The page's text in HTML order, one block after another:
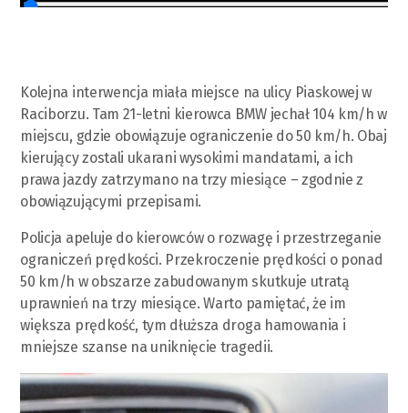
Kolejna interwencja miała miejsce na ulicy Piaskowej w
Raciborzu. Tam 21-letni kierowca BMW jechał 104 km/h w
miejscu, gdzie obowiązuje ograniczenie do 50 km/h. Obaj
kierujący zostali ukarani wysokimi mandatami, a ich
prawa jazdy zatrzymano na trzy miesiące – zgodnie z
obowiązującymi przepisami.
Policja apeluje do kierowców o rozwagę i przestrzeganie
ograniczeń prędkości. Przekroczenie prędkości o ponad
50 km/h w obszarze zabudowanym skutkuje utratą
uprawnień na trzy miesiące. Warto pamiętać, że im
większa prędkość, tym dłuższa droga hamowania i
mniejsze szanse na uniknięcie tragedii.